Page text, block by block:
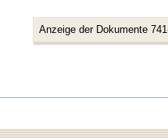
Anzeige der Dokumente